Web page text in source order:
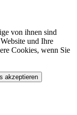
von ihnen sind
und Ihre
Cookies, wenn Sie
akzeptieren